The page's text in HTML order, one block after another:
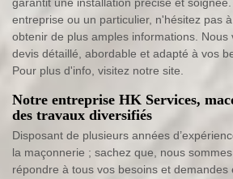
garantit une installation précise et
entreprise ou un particulier, n'hésitez pas
obtenir de plus amples informations. Nous
devis détaillé, abordable et adapté à vos
Pour plus d'info, visitez notre site.
Notre entreprise HK Services,
des travaux diversifiés
Disposant de plusieurs années
la maçonnerie ; sachez que, nous
répondre à tous vos besoins et demandes